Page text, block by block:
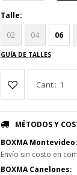
Talle:
02
04 06
GUÍA DE TALLES
1
MÉTODOS Y
BOXMA Montevideo:
Envío sin costo en
BOXMA Canelones: